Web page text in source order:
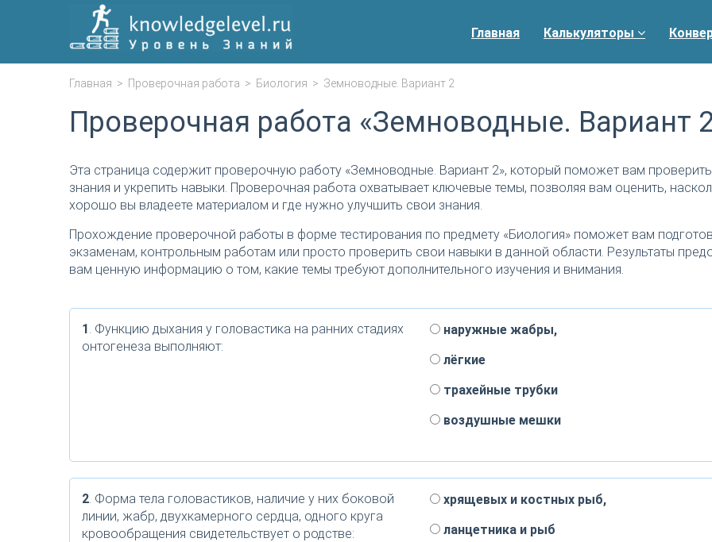
Главная Калькуляторы
Главная > Проверочная работа > Биология > Земноводные. Вариант 2
Проверочная работа «Земноводные. Вариант
Эта страница содержит проверочную работу «Земноводные. Вариант 2», который поможет вам
знания и укрепить навыки. Проверочная работа охватывает ключевые темы, позволяя вам оценить,
хорошо вы владеете материалом и где нужно улучшить свои знания.
Прохождение проверочной работы в форме тестирования по предмету «Биология» поможет вам
экзаменам, контрольным работам или просто проверить свои навыки в данной области. Результаты
вам ценную информацию о том, какие темы требуют дополнительного изучения и внимания.
1. Функцию дыхания у головастика на ранних стадиях
онтогенеза выполняют:
наружные жабры,
лёгкие
трахейные трубки
воздушные мешки
2. Форма тела головастиков, наличие у них боковой
линии, жабр, двухкамерного сердца, одного круга
кровообращения свидетельствует о родстве:
хрящевых и костных рыб,
ланцетника и рыб